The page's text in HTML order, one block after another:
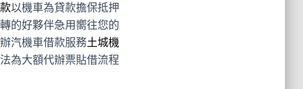
以機車為貸款擔保抵押
的好夥伴急用嚮往您的
汽機車借款服務土城機
為大額代辦票貼借流程